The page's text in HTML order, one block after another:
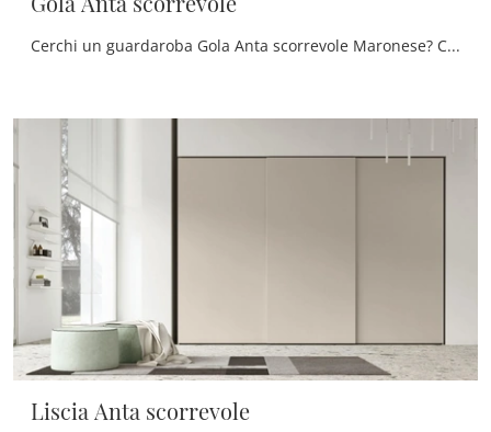
Cerchi un guardaroba Gola Anta scorrevole Maronese? Clicca subito! Gli armadi a muro con ante scorrevoli ti aspettano.
Liscia Anta scorrevole